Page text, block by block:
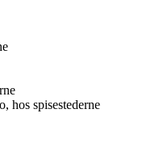
hos spisestederne